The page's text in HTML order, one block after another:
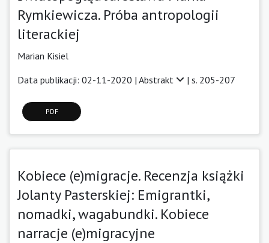
Rymkiewicza. Próba antropologii
literackiej
Marian Kisiel
Data publikacji: 02-11-2020 | Abstrakt | s. 205-207
PDF
Kobiece (e)migracje. Recenzja książki
Jolanty Pasterskiej: Emigrantki,
nomadki, wagabundki. Kobiece
narracje (e)migracyjne